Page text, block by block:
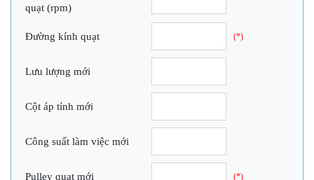
quạt (rpm)
Đường kính quạt (*)
Lưu lượng mới
Cột áp tỉnh mới
Công suất làm việc mới
Pulley quạt mới (*)